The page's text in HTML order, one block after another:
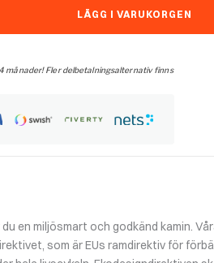
LÄGG I VARUKORGEN
månader! Fler delbetalningsalternativ finns
en miljösmart och godkänd kamin.
som är EUs ramdirektiv för